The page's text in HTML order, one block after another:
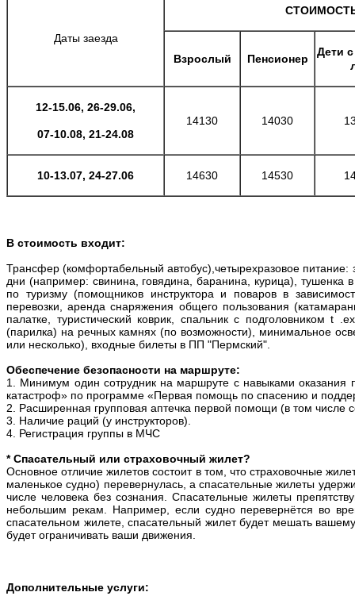
Даты заезда
Взрослый Пенсионер
Дети
12-15.06, 26-29.06,
07-10.08, 21-24.08
14130 14030
10-13.07, 24-27.06 14630 14530
В стоимость входит:
Трансфер (комфортабельный автобус),четырехразовое
дни (например: свинина, говядина, баранина, курица), тушенка
по туризму (помощников инструктора и поваров в
перевозки, аренда снаряжения общего пользования
палатке, туристический коврик, cпальник с подголовником t
(парилка) на речных камнях (по возможности), минимальное
или несколько), входные билеты в ПП "Пермский".
Обеспечение безопасности на маршруте:
1. Минимум один сотрудник на маршруте с навыками
катастроф» по программе «Первая помощь по спасению и
2. Расширенная групповая аптечка первой помощи (в том числе
3. Наличие раций (у инструкторов).
4. Регистрация группы в МЧС
* Спасательный или страховочный жилет?
Основное отличие жилетов состоит в том, что страховочные
маленькое судно) перевернулась, а спасательные жилеты
числе человека без сознания. Спасательные жилеты
небольшим рекам. Например, если судно перевернётся во
спасательном жилете, спасательный жилет будет мешать
будет ограничивать ваши движения.
Дополнительные услуги: